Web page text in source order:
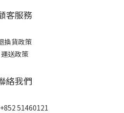
客服務
換貨政策
運送政策
絡我們
51460121